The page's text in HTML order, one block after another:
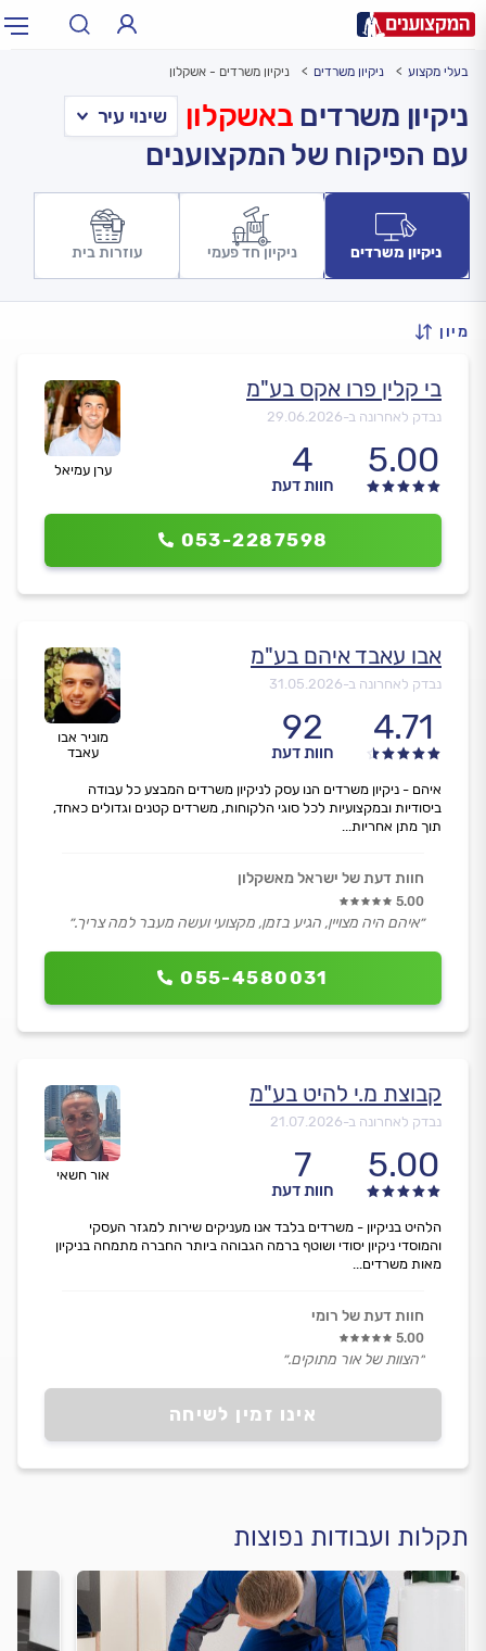
עירעיר: תל אביב, חיפה…
בעלי מקצוע ניקיון משרדים ניקיון משרדים - אשקלון
ניקיון משרדים באשקלון
עם הפיקוח של המקצוענים
ניקיון משרדים ניקיון חד פעמי עוזרות בית
מיון
ערן עמיאל
בי קלין פרו אקס בע"מ
נבדק לאחרונה ב-29.06.2026
5.00
4
חוות דעת
053-2287598
מוניר אבו
עאבד
אבו עאבד איהם בע"מ
נבדק לאחרונה ב-31.05.2026
4.71
92
חוות דעת
055-4580031
איהם - ניקיון משרדים הנו עסק לניקיון משרדים המבצע כל עבודה
ביסודיות ובמקצועיות לכל סוגי הלקוחות, משרדים קטנים וגדולים כאחד,
תוך מתן אחריות...
חוות דעת של ישראל מאשקלון
5.00
״איהם היה מצויין, הגיע בזמן, מקצועי ועשה מעבר למה צריך.״
אור חשאי
קבוצת מ.י להיט בע"מ
נבדק לאחרונה ב-21.07.2026
5.00
7
חוות דעת
אינו זמין לשיחה
הלהיט בניקיון - משרדים בלבד אנו מעניקים שירות למגזר העסקי
והמוסדי ניקיון יסודי ושוטף ברמה הגבוהה ביותר החברה מתמחה בניקיון
מאות משרדים...
חוות דעת של רומי
5.00
״הצוות של אור מתוקים.״
תקלות ועבודות נפוצות